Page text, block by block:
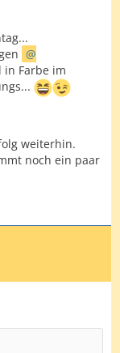
in Farbe im
weiterhin.
noch ein paar